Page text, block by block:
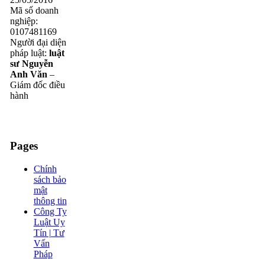
Mã số doanh
nghiệp:
0107481169
Người đại diện
pháp luật: luật
sư Nguyễn
Anh Văn –
Giám đốc điều
hành
Pages
Chính
sách bảo
mật
thông tin
Công Ty
Luật Uy
Tín | Tư
Vấn
Pháp